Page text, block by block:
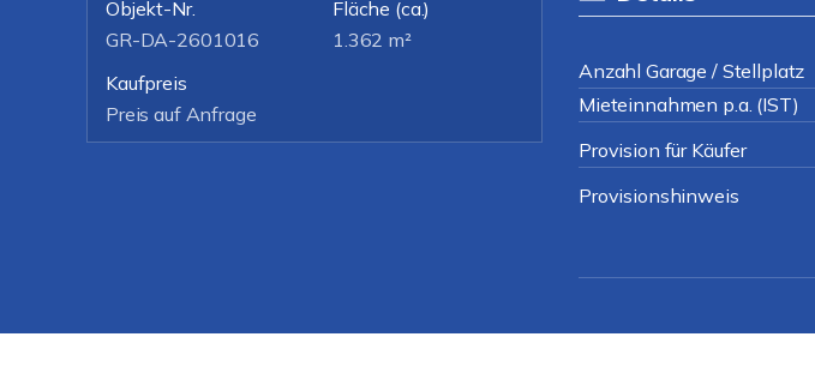
Objekt-Nr.
GR-DA-2601016
Fläche (ca.)
1.362 m²
Kaufpreis
Preis auf Anfrage
Anzahl Garage / Stellplatz
Mieteinnahmen p.a. (IST)
Provision für Käufer
Provisionshinweis